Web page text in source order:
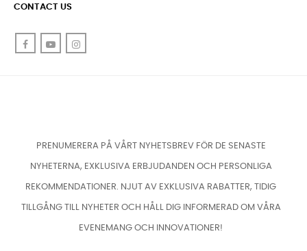
CONTACT US
FacebookYouTube
PRENUMERERA PÅ VÅRT NYHETSBREV FÖR DE SENASTE
NYHETERNA, EXKLUSIVA ERBJUDANDEN OCH PERSONLIGA
REKOMMENDATIONER. NJUT AV EXKLUSIVA RABATTER, TIDIG
TILLGÅNG TILL NYHETER OCH HÅLL DIG INFORMERAD OM VÅRA
EVENEMANG OCH INNOVATIONER!